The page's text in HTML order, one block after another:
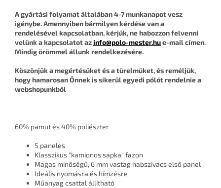
A gyártási folyamat általában 4-7 munkanapot vesz
igénybe. Amennyiben bármilyen kérdése van a
rendelésével kapcsolatban, kérjük, ne habozzon felvenni
velünk a kapcsolatot azinfo@polo-mester.hue-mail címen.
Mindig örömmel állunk rendelkezésére.
Köszönjük a megértésüket és a türelmüket, és reméljük,
hogy hamarosan Önnek is sikerül egyedi pólót rendelnie a
webshopunkból
60% pamut és 40% poliészter
5 paneles
Klasszikus "kamionos sapka" fazon
Magas minőségű, 6 mm vastag habszivacs első panel
Ideális nyomásra és hímzésre
Műanyag csattal állítható